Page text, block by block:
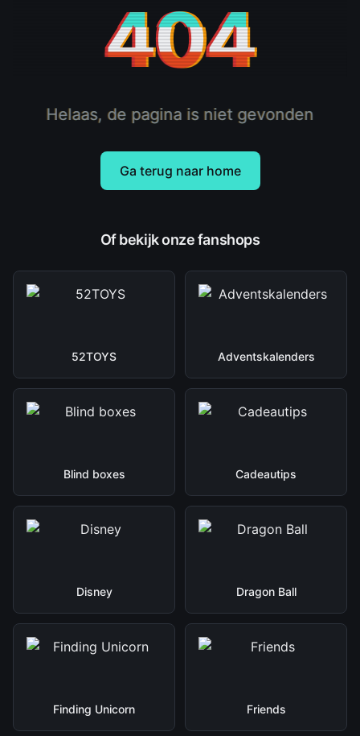
404
Helaas, de pagina is niet gevonden
Ga terug naar home
Of bekijk onze fanshops
52TOYS Adventskalenders
Blind boxes Cadeautips
Disney Dragon Ball
Finding Unicorn Friends